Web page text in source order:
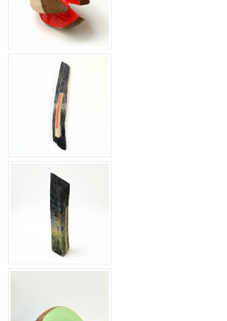
Bio & more
Contact & more
0-vorm III
landscape 12
landscape 11